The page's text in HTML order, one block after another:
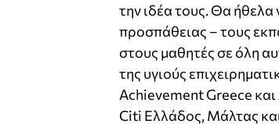
την ιδέα τους. Θα
προσπάθειας – τους
στους μαθητές σε όλη
της υγιούς
Achievement Greece
Citi Eλλάδος, Μάλτας